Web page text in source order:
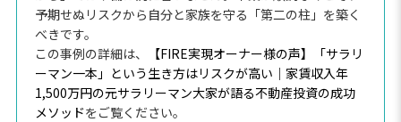
予期せぬリスクから自分と家族を守る「第二の柱」を築く
べきです。
この事例の詳細は、
【FIRE実現オーナー様の声】「サラリ
ーマン一本」という生き方はリスクが高い｜家賃収入年
1,500万円の元サラリーマン大家が語る不動産投資の成功
メソッドをご覧ください。